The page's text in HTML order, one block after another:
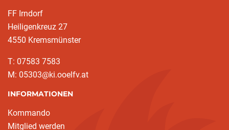
FF Irndorf
Heiligenkreuz 27
4550 Kremsmünster
T: 07583 7583
M: 05303@ki.ooelfv.at
INFORMATIONEN
Kommando
Mitglied werden